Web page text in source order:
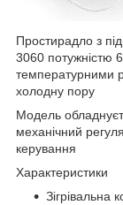
Простирадло з
3060 потужністю
температурними
холодну пору
Модель
механічний
керування
Характеристики
Зігрівальна